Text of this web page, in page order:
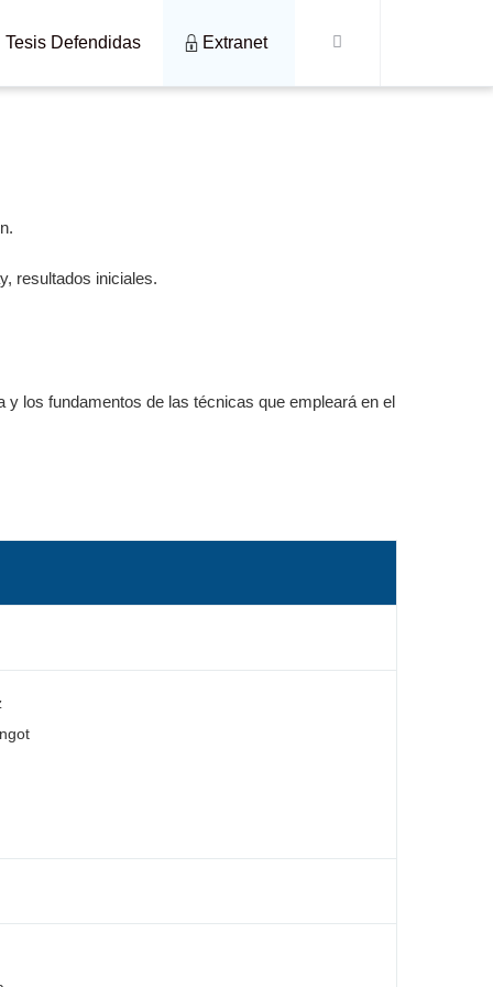
Tesis Defendidas Extranet
resultados iniciales.
los fundamentos de las técnicas que empleará en el